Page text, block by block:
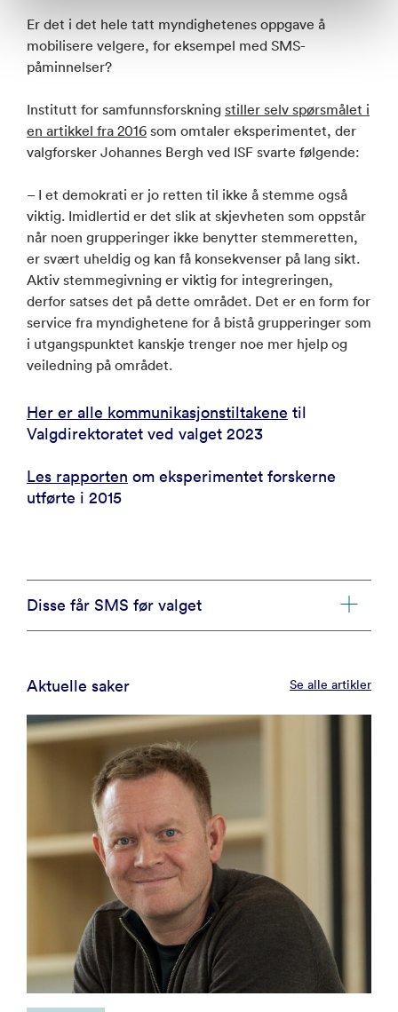
Er det i det hele tatt myndighetenes oppgave å
mobilisere velgere, for eksempel med SMS-
påminnelser?
Institutt for samfunnsforskning stiller selv spørsmålet i
en artikkel fra 2016 som omtaler eksperimentet, der
valgforsker Johannes Bergh ved ISF svarte følgende:
– I et demokrati er jo retten til ikke å stemme også
viktig. Imidlertid er det slik at skjevheten som oppstår
når noen grupperinger ikke benytter stemmeretten,
er svært uheldig og kan få konsekvenser på lang sikt.
Aktiv stemmegivning er viktig for integreringen,
derfor satses det på dette området. Det er en form for
service fra myndighetene for å bistå grupperinger som
i utgangspunktet kanskje trenger noe mer hjelp og
veiledning på området.
Her er alle kommunikasjonstiltakene til
Valgdirektoratet ved valget 2023
Les rapporten om eksperimentet forskerne
utførte i 2015
Disse får SMS før valget
Aktuelle saker Se alle artikler